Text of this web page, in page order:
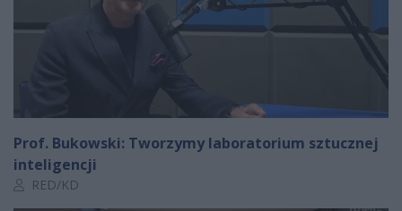
Prof. Bukowski: Tworzymy laboratorium sztucznej
inteligencji
Autor artykułu:
RED/KD